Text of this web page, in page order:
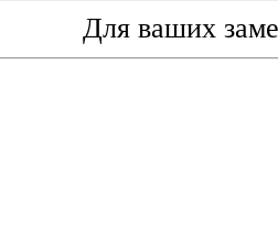
Для ваших